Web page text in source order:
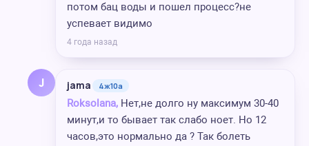
потом бац воды и пошел процесс?не
успевает видимо
4 года назад
J jama 4ж10а
Roksolana, Нет,не долго ну максимум 30-40
минут,и то бывает так слабо ноет. Но 12
часов,это нормально да ? Так болеть